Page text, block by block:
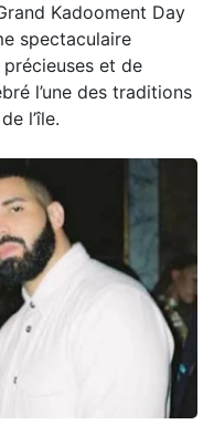
Kadooment Day
spectaculaire
et de
l’une des traditions
l’île.